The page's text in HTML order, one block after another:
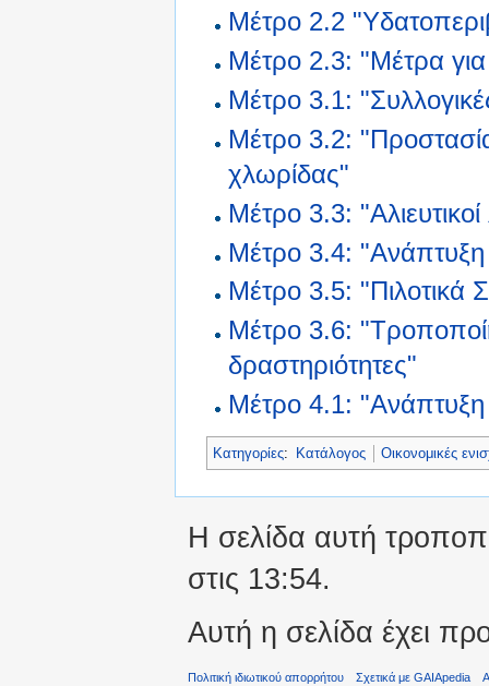
Μέτρο 2.2
Μέτρο 2.3: "Μέτρα για
Μέτρο 3.1:
Μέτρο 3.2:
χλωρίδας"
Μέτρο 3.3:
Μέτρο 3.4:
Μέτρο 3.5: "Πιλοτικά
Μέτρο 3.6:
δραστηριότητες"
Μέτρο 4.1: "Ανάπτυξη
Κατηγορίες: Κατάλογος Οικονομικές
Η σελίδα αυτή
στις 13:54.
Αυτή η σελίδα έχει
Πολιτική ιδιωτικού απορρήτου Σχετικά με GAIApedia